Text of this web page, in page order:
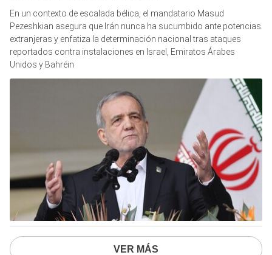
En un contexto de escalada bélica, el mandatario Masud
Pezeshkian asegura que Irán nunca ha sucumbido ante potencias
extranjeras y enfatiza la determinación nacional tras ataques
reportados contra instalaciones en Israel, Emiratos Árabes
Unidos y Bahréin
VER MÁS